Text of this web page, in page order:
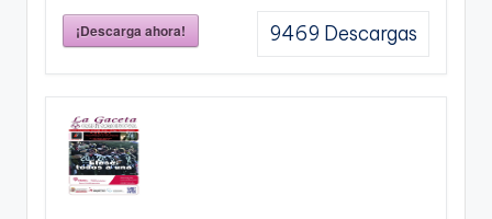
¡Descarga ahora! 9469 Descargas